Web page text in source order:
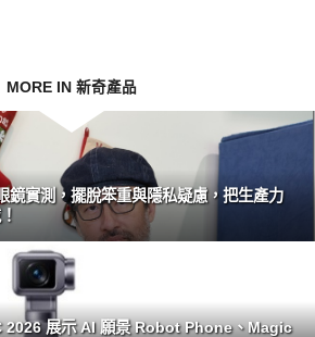
MORE IN 新奇產品
鏡實測，擺脫笨重與隱私疑慮，把生產力
2026 展示 AI 願景 Robot Phone、Magic